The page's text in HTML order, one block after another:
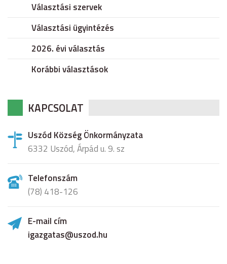
Választási szervek
Választási ügyintézés
2026. évi választás
Korábbi választások
KAPCSOLAT
Uszód Község Önkormányzata
6332 Uszód, Árpád u. 9. sz
Telefonszám
(78) 418-126
E-mail cím
igazgatas@uszod.hu